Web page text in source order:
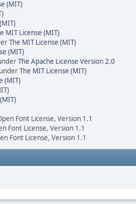
(MIT)
MIT License (MIT)
The MIT License (MIT)
(MIT)
The Apache License Version 2.0
The MIT License (MIT)
(MIT)
Font License, Version 1.1
Font License, Version 1.1
Font License, Version 1.1